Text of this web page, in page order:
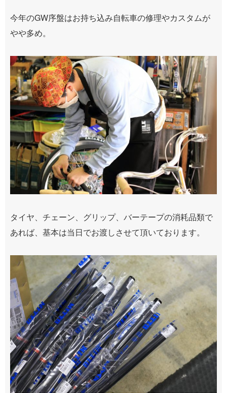
今年のGW序盤はお持ち込み自転車の修理やカスタムが
やや多め。
タイヤ、チェーン、グリップ、バーテープの消耗品類で
あれば、基本は当日でお渡しさせて頂いております。